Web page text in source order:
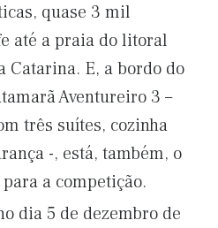
quase 3 mil
até a praia do litoral
Catarina. E, a bordo do
Aventureiro 3 –
três suítes, cozinha
-, está, também, o
a competição.
dia 5 de dezembro de